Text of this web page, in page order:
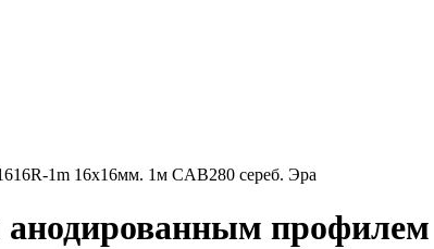
1m 16х16мм. 1м CAB280 сереб. Эра